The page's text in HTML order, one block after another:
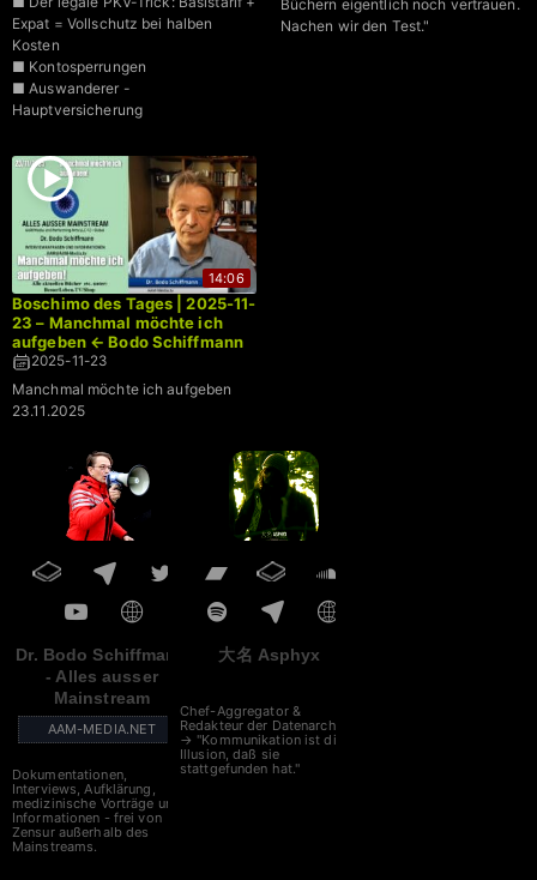
Expat = Vollschutz bei halben
Kosten
■ Kontosperrungen
■ Auswanderer -
Hauptversicherung
Büchern eigentlich noch vertrauen.
Nachen wir den Test."
14:06
Boschimo des Tages | 2025-11-
23 – Manchmal möchte ich
aufgeben ← Bodo Schiffmann
2025-11-23
Manchmal möchte ich aufgeben
23.11.2025
Dr. Bodo Schiffmann
- Alles ausser
Mainstream
AAM-MEDIA.NET
Dokumentationen,
Interviews, Aufklärung,
medizinische Vorträge und
Informationen - frei von
Zensur außerhalb des
Mainstreams.
大名 Asphyx
Chef-Aggregator &
Redakteur der Datenarche
→ "Kommunikation ist die
Illusion, daß sie
stattgefunden hat."